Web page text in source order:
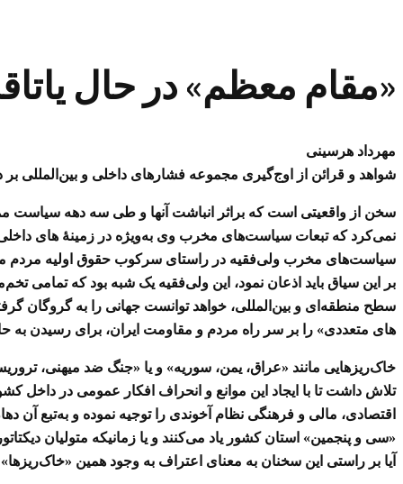
«مقام معظم» در حال
مهرداد هرسینی
شواهد و قرائن از اوج‌گیری مجموعه فشارهای داخلی و بین‌المللی
سخن از واقعیتی است که براثر انباشت آنها و طی سه دهه سیاست
نمی‌کرد که تبعات سیاست‌های مخرب وی به‌ویژه در زمینهٔ های
سیاست‌های مخرب ولی‌فقیه در راستای سرکوب حقوق اولیه مردم
بر این سیاق باید اذعان نمود، این ولی‌فقیه یک شبه بود که تمامی
سطح منطقه‌ای و بین‌المللی، خواهد توانست جهانی را به گروگان
های متعددی» را بر سر راه مردم و مقاومت ایران، برای رسیدن به
خاک‌ریزهایی مانند «عراق، یمن، سوریه» و یا «جنگ ضد میهنی،
تلاش داشت تا با ایجاد این موانع و انحراف افکار عمومی در
اقتصادی، مالی و فرهنگی نظام آخوندی را توجیه نموده و به‌تبع آن
«سی و پنجمین» استان کشور یاد می‌کنند و یا زمانیکه متولیان
آیا بر راستی این سخنان به معنای اعتراف به وجود همین